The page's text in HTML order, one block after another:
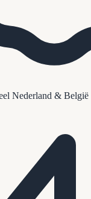
Nederland & België